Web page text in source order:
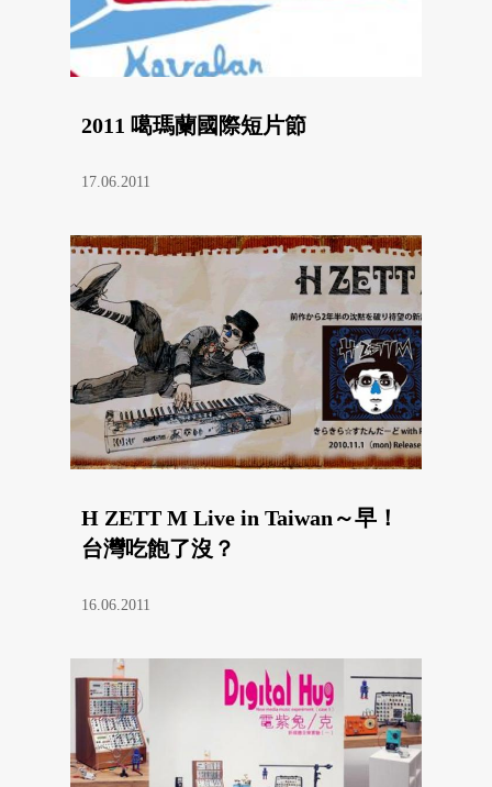
2011 噶瑪蘭國際短片節
17.06.2011
H ZETT M Live in Taiwan～早！
台灣吃飽了沒？
16.06.2011